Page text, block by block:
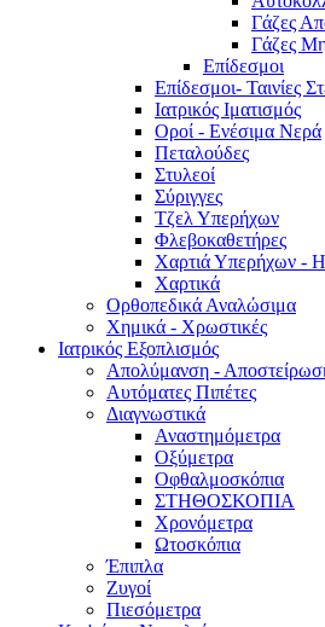
Γάζες
Γάζες
Επίδεσμοι
Επίδεσμοι- Ταινίες
Ιατρικός Ιματισμός
Οροί - Ενέσιμα Νερά
Πεταλούδες
Στυλεοί
Σύριγγες
Τζελ Υπερήχων
Φλεβοκαθετήρες
Χαρτιά Υπερήχων -
Χαρτικά
Ορθοπεδικά Αναλώσιμα
Χημικά - Χρωστικές
Ιατρικός Εξοπλισμός
Απολύμανση -
Αυτόματες Πιπέτες
Διαγνωστικά
Αναστημόμετρα
Οξύμετρα
Οφθαλμοσκόπια
ΣΤΗΘΟΣΚΟΠΙΑ
Χρονόμετρα
Ωτοσκόπια
Έπιπλα
Ζυγοί
Πιεσόμετρα